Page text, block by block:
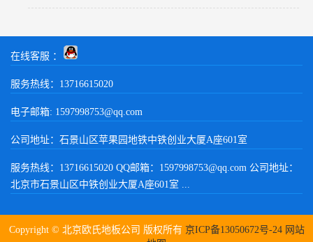
在线客服 ：
服务热线：13716615020
电子邮箱: 1597998753@qq.com
公司地址：石景山区苹果园地铁中铁创业大厦A座601室
服务热线：13716615020 QQ邮箱：1597998753@qq.com 公司地址：
北京市石景山区中铁创业大厦A座601室 ...
Copyright © 北京欧氏地板公司 版权所有 京ICP备13050672号-24 网站